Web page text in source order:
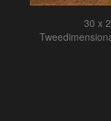
30 x